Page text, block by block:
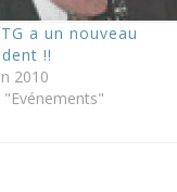
a un nouveau
!!
2010
"Evénements"